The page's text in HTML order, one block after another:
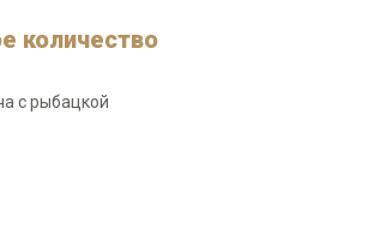
количество
с рыбацкой